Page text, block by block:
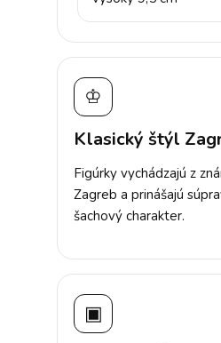
♔
Klasický štýl
Figúrky vychádzajú z
Zagreb a prinášajú
šachový charakter.
▣